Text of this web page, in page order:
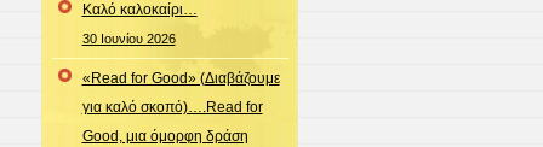
Καλό καλοκαίρι…
30 Ιουνίου 2026
«Read for Good» (Διαβάζουμε
για καλό σκοπό)….Read for
Good, μια όμορφη δράση